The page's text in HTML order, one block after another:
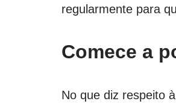
regularmente para
Comece a
No que diz respeito